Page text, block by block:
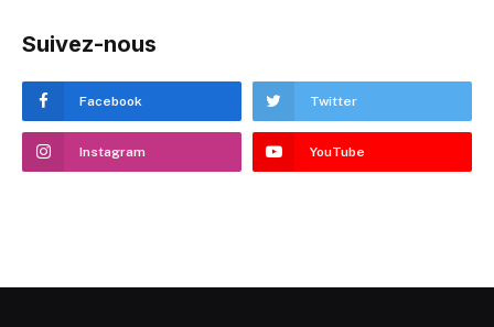
Suivez-nous
Facebook Twitter
Instagram YouTube